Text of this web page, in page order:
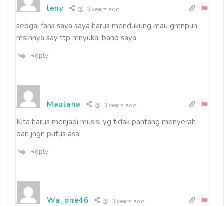
leny 3 years ago
sebgai fans saya saya harus mendukung mau gmnpun
mslhnya say ttp mnyukai band saya
Reply
Maulana 3 years ago
Kita harus menjadi musisi yg tidak pantang menyerah
dan jngn putus asa
Reply
Wa_one46 3 years ago